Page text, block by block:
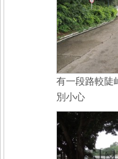
有一段路較陡
別小心